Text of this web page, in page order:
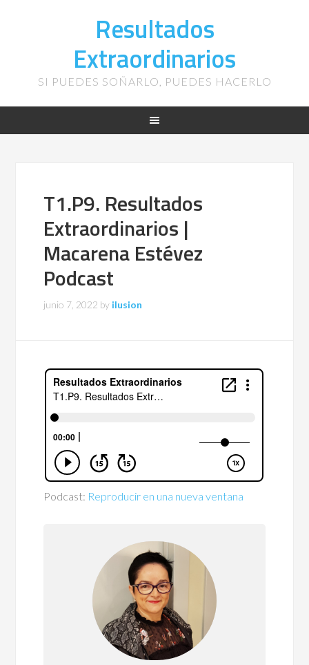
Resultados
Extraordinarios
SI PUEDES SOÑARLO, PUEDES HACERLO
T1.P9. Resultados
Extraordinarios |
Macarena Estévez
Podcast
junio 7, 2022 by ilusion
Podcast: Reproducir en una nueva ventana